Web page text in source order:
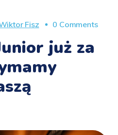
Fisz 0 Comments
już za